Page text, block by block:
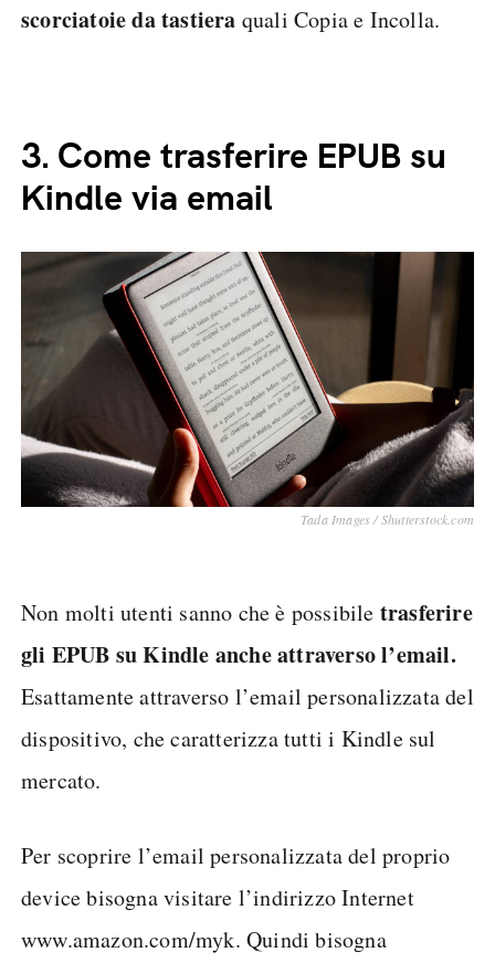
scorciatoie da tastiera quali Copia e Incolla.
3. Come trasferire EPUB su
Kindle via email
Tada Images / Shutterstock.com
Non molti utenti sanno che è possibile trasferire
gli EPUB su Kindle anche attraverso l’email.
Esattamente attraverso l’email personalizzata del
dispositivo, che caratterizza tutti i Kindle sul
mercato.
Per scoprire l’email personalizzata del proprio
device bisogna visitare l’indirizzo Internet
www.amazon.com/myk. Quindi bisogna